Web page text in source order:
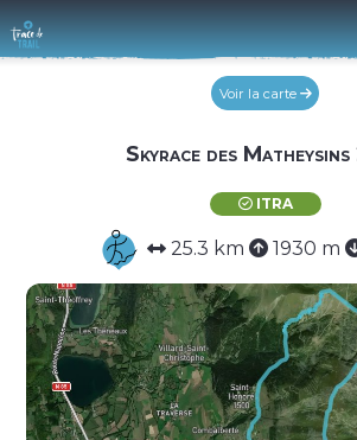
Voir la carte
Skyrace des
ITRA
25.3 km 1930 m